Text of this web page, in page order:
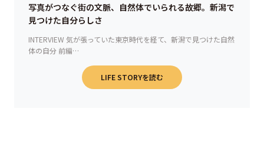
写真がつなぐ街の文脈、自然体でいられる故郷。新潟で
見つけた自分らしさ
INTERVIEW 気が張っていた東京時代を経て、新潟で見つけた自然
体の自分 前編…
LIFE STORYを読む